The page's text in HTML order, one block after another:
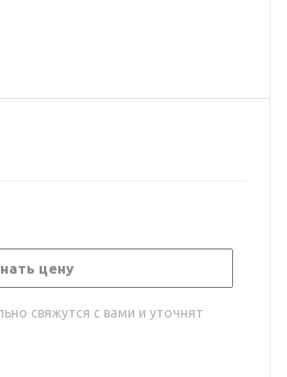
цену
свяжутся с вами и уточнят